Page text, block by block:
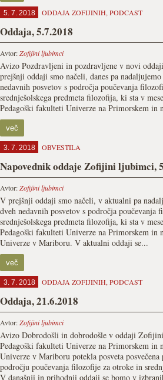
5. 7. 2018 ODDAJA ZOFIJINIH, PODCAST
Oddaja, 5.7.2018
Avtor:Zofijini ljubimci
Avizo Pozdravljeni in pozdravljene v novi
prejšnji oddaji smo načeli, danes pa
nedavnih posvetov s področja poučevanja
srednješolskega predmeta filozofija, ki sta v
Pedagoški fakulteti Univerze na Primorskem in
več
3. 7. 2018 OBVESTILA
Napovednik oddaje Zofijini ljubimci,
Avtor:Zofijini ljubimci
V prejšnji oddaji smo načeli, v aktualni pa
dveh nedavnih posvetov s področja poučevanja
srednješolskega predmeta filozofija, ki sta v
Pedagoški fakulteti Univerze na Primorskem in
Univerze v Mariboru. V aktualni oddaji se...
več
3. 7. 2018 ODDAJA ZOFIJINIH, PODCAST
Oddaja, 21.6.2018
Avtor:Zofijini ljubimci
Avizo Dobrodošli in dobrodošle v oddaji
Pedagoški fakulteti Univerze na Primorskem in
Univerze v Mariboru potekla posveta posvečena
področju poučevanja filozofije za otroke in
V današnji in prihodnji oddaji se bomo v